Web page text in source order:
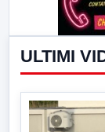
ULTIMI